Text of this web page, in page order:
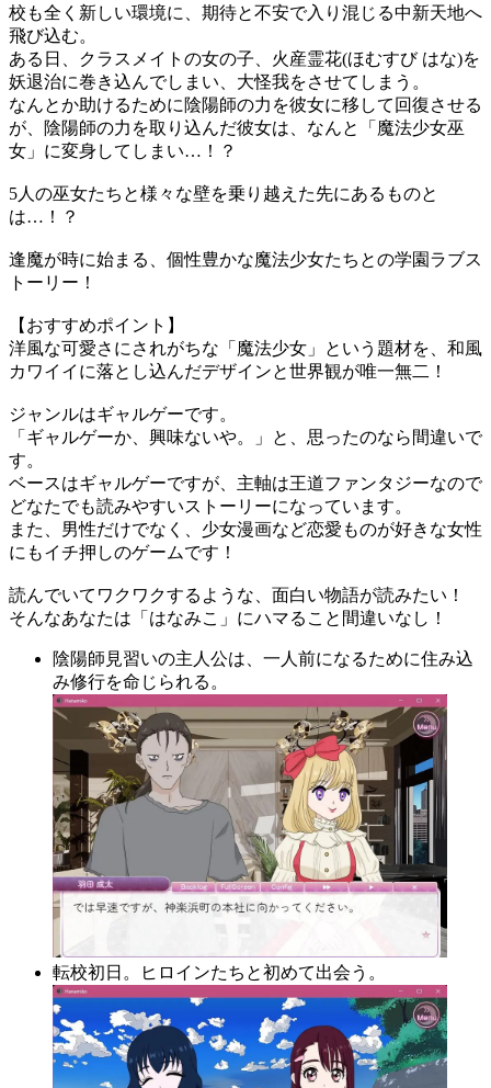
校も全く新しい環境に、期待と不安で入り混じる中新天地へ
飛び込む。
ある日、クラスメイトの女の子、火産霊花(ほむすび はな)を
妖退治に巻き込んでしまい、大怪我をさせてしまう。
なんとか助けるために陰陽師の力を彼女に移して回復させる
が、陰陽師の力を取り込んだ彼女は、なんと「魔法少女巫
女」に変身してしまい…！？
5人の巫女たちと様々な壁を乗り越えた先にあるものと
は…！？
逢魔が時に始まる、個性豊かな魔法少女たちとの学園ラブス
トーリー！
【おすすめポイント】
洋風な可愛さにされがちな「魔法少女」という題材を、和風
カワイイに落とし込んだデザインと世界観が唯一無二！
ジャンルはギャルゲーです。
「ギャルゲーか、興味ないや。」と、思ったのなら間違いで
す。
ベースはギャルゲーですが、主軸は王道ファンタジーなので
どなたでも読みやすいストーリーになっています。
また、男性だけでなく、少女漫画など恋愛ものが好きな女性
にもイチ押しのゲームです！
読んでいてワクワクするような、面白い物語が読みたい！
そんなあなたは「はなみこ」にハマること間違いなし！
陰陽師見習いの主人公は、一人前になるために住み込
み修行を命じられる。
転校初日。ヒロインたちと初めて出会う。